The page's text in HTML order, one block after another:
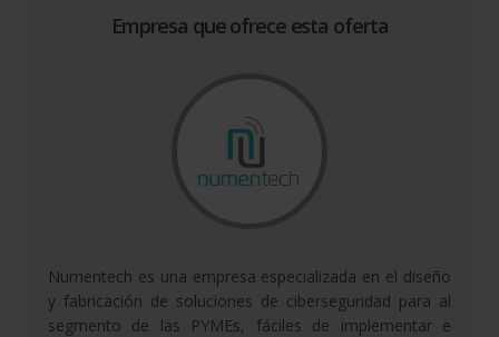
Empresa que ofrece esta oferta
Numentech es una empresa especializada en el diseño
y fabricación de soluciones de ciberseguridad para al
segmento de las PYMEs, fáciles de implementar e